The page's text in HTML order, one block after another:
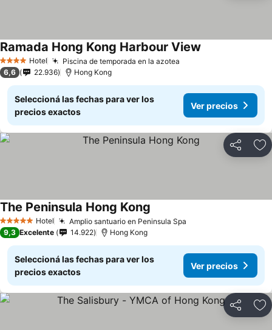
4 EstrellasHotel Piscina de temporada en la azotea
Ramada Hong Kong Harbour View
6,6 22.936 Hong Kong
Seleccioná las fechas para ver los
precios exactos
Ver precios
Compartir
5 Estrellas Hotel Amplio santuario en Peninsula Spa
The Peninsula Hong Kong
9,3 Excelente 14.922 Hong Kong
Seleccioná las fechas para ver los
precios exactos
Ver precios
Compartir